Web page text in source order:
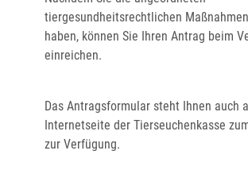
tiergesundheitsrechtlichen
haben, können Sie Ihren Antrag beim
einreichen.
Das Antragsformular steht Ihnen auch
Internetseite der Tierseuchenkasse
zur Verfügung.